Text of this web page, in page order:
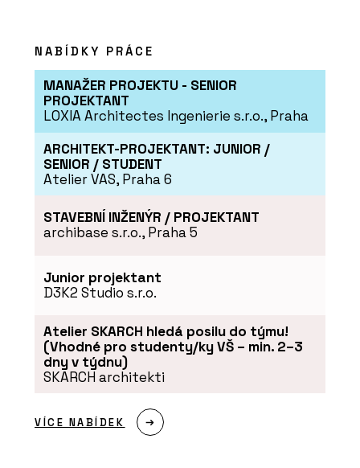
NABÍDKY PRÁCE
MANAŽER PROJEKTU - SENIOR
PROJEKTANT
LOXIA Architectes Ingenierie s.r.o., Praha
ARCHITEKT-PROJEKTANT: JUNIOR /
SENIOR / STUDENT
Atelier VAS, Praha 6
STAVEBNÍ INŽENÝR / PROJEKTANT
archibase s.r.o., Praha 5
Junior projektant
D3K2 Studio s.r.o.
Atelier SKARCH hledá posilu do týmu!
(Vhodné pro studenty/ky VŠ – min. 2–3
dny v týdnu)
SKARCH architekti
VÍCE NABÍDEK